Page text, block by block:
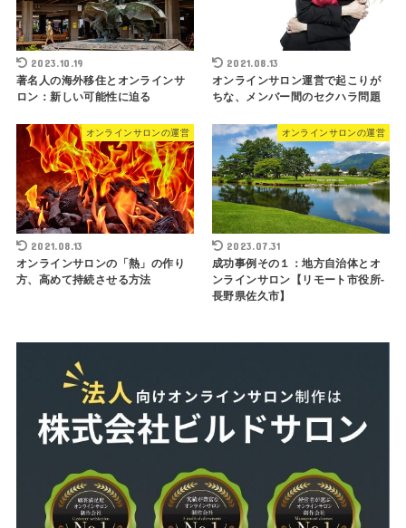
2023.10.19
著名人の海外移住とオンラインサ
ロン：新しい可能性に迫る
2021.08.13
オンラインサロン運営で起こりが
ちな、メンバー間のセクハラ問題
オンラインサロンの運営
2021.08.13
オンラインサロンの「熱」の作り
方、高めて持続させる方法
オンラインサロンの運営
2023.07.31
成功事例その１：地方自治体とオ
ンラインサロン【リモート市役所-
長野県佐久市】